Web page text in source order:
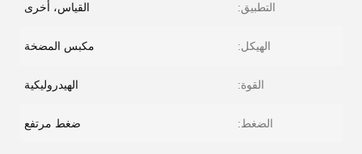
التطبيق: القياس، أخرى
الهيكل: مكبس المضخة
القوة: الهيدروليكية
الضغط: ضغط مرتفع